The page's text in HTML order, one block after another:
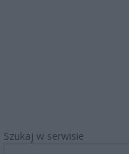
Szukaj w serwisie